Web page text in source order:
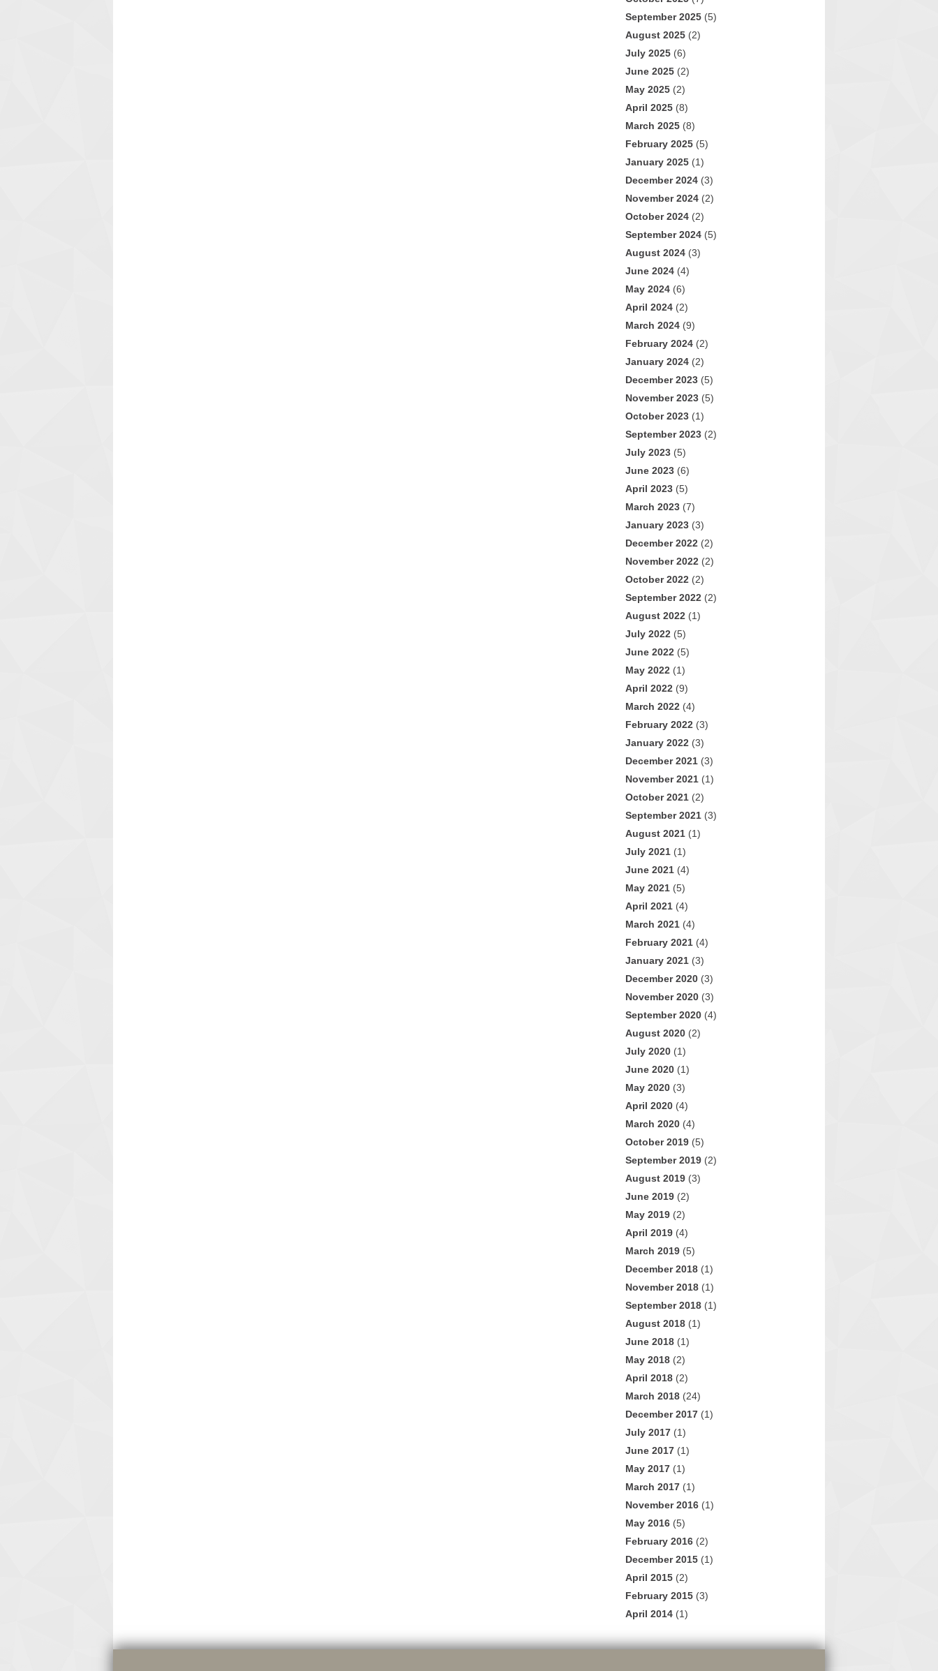
September 2025 (5)
August 2025 (2)
July 2025 (6)
June 2025 (2)
May 2025 (2)
April 2025 (8)
March 2025 (8)
February 2025 (5)
January 2025 (1)
December 2024 (3)
November 2024 (2)
October 2024 (2)
September 2024 (5)
August 2024 (3)
June 2024 (4)
May 2024 (6)
April 2024 (2)
March 2024 (9)
February 2024 (2)
January 2024 (2)
December 2023 (5)
November 2023 (5)
October 2023 (1)
September 2023 (2)
July 2023 (5)
June 2023 (6)
April 2023 (5)
March 2023 (7)
January 2023 (3)
December 2022 (2)
November 2022 (2)
October 2022 (2)
September 2022 (2)
August 2022 (1)
July 2022 (5)
June 2022 (5)
May 2022 (1)
April 2022 (9)
March 2022 (4)
February 2022 (3)
January 2022 (3)
December 2021 (3)
November 2021 (1)
October 2021 (2)
September 2021 (3)
August 2021 (1)
July 2021 (1)
June 2021 (4)
May 2021 (5)
April 2021 (4)
March 2021 (4)
February 2021 (4)
January 2021 (3)
December 2020 (3)
November 2020 (3)
September 2020 (4)
August 2020 (2)
July 2020 (1)
June 2020 (1)
May 2020 (3)
April 2020 (4)
March 2020 (4)
October 2019 (5)
September 2019 (2)
August 2019 (3)
June 2019 (2)
May 2019 (2)
April 2019 (4)
March 2019 (5)
December 2018 (1)
November 2018 (1)
September 2018 (1)
August 2018 (1)
June 2018 (1)
May 2018 (2)
April 2018 (2)
March 2018 (24)
December 2017 (1)
July 2017 (1)
June 2017 (1)
May 2017 (1)
March 2017 (1)
November 2016 (1)
May 2016 (5)
February 2016 (2)
December 2015 (1)
April 2015 (2)
February 2015 (3)
April 2014 (1)